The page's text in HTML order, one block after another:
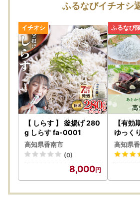
新たに「アプリ申請」が登場しました
マイナンバーカードがあれば、申請ア
て、書類の作成や申請書のポスト投函
＿＿＿＿＿＿＿＿＿＿＿＿＿＿＿＿＿
【 申請アプリ「IAM」の使用方法
＿＿＿＿＿＿＿＿＿＿＿＿＿＿＿＿＿
◆アプリをダウンロード
App Store／Google Playより申請ア
ード
◆申請書のQRをスキャン
自治体から送付される申請書のQRコ
で読み取り、サイトへアクセス
します。
ふるなびイチオシ
【 しらす 】 釜揚げ 280
g しらす fa-0001
高知県香南市
(0)
8,000
【有効
ゆっく
】高知
ポイン
高知県